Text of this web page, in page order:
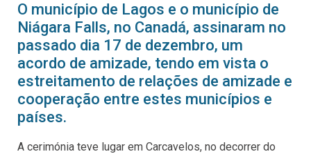
O município de Lagos e o município de
Niágara Falls, no Canadá, assinaram no
passado dia 17 de dezembro, um
acordo de amizade, tendo em vista o
estreitamento de relações de amizade e
cooperação entre estes municípios e
países.
A cerimónia teve lugar em Carcavelos, no decorrer do